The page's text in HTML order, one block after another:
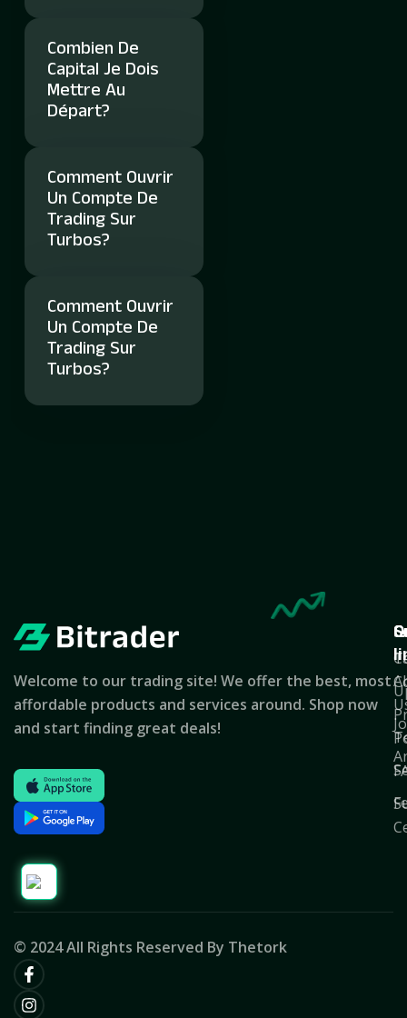
Combien De
Capital Je Dois
Mettre Au
Départ?
Comment Ouvrir
Un Compte De
Trading Sur
Turbos?
Comment Ouvrir
Un Compte De
Trading Sur
Turbos?
Welcome to our trading site! We offer the best, most
affordable products and services around. Shop now
and start finding great deals!
© 2024 All Rights Reserved By Thetork